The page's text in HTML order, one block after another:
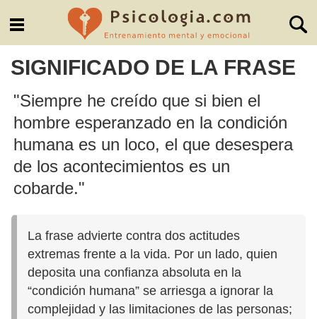
SIGNIFICADO DE LA FRASE
"Siempre he creído que si bien el
hombre esperanzado en la condición
humana es un loco, el que desespera
de los acontecimientos es un
cobarde."
La frase advierte contra dos actitudes
extremas frente a la vida. Por un lado, quien
deposita una confianza absoluta en la
“condición humana” se arriesga a ignorar la
complejidad y las limitaciones de las personas;